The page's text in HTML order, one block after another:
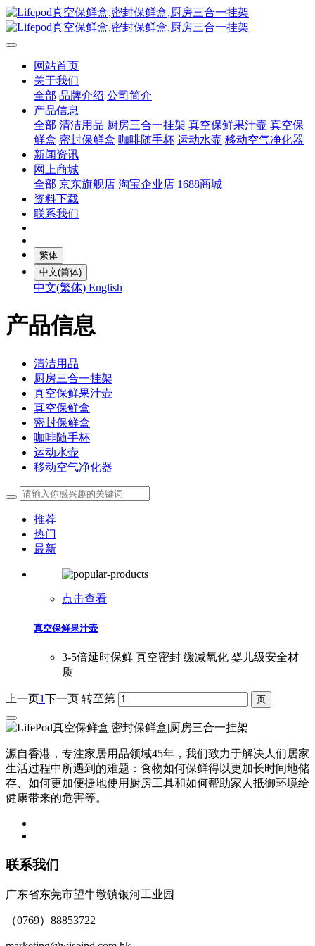
网站首页
关于我们
全部 品牌介绍 公司简介
产品信息
全部 清洁用品 厨房三合一挂架 真空保鲜果汁壶 真空保
鲜盒 密封保鲜盒 咖啡随手杯 运动水壶 移动空气净化器
新闻资讯
网上商城
全部 京东旗舰店 淘宝企业店 1688商城
资料下载
联系我们
繁体
中文(简体)
中文(繁体) English
产品信息
清洁用品
厨房三合一挂架
真空保鲜果汁壶
真空保鲜盒
密封保鲜盒
咖啡随手杯
运动水壶
移动空气净化器
推荐
热门
最新
点击查看
真空保鲜果汁壶
3-5倍延时保鲜 真空密封 缓减氧化 婴儿级安全材
质
上一页1下一页 转至第
源自香港，专注家居用品领域45年，我们致力于解决人们居家
生活过程中所遇到的难题：食物如何保鲜得以更加长时间地储
存、如何更加便捷地使用厨房工具和如何帮助家人抵御环境给
健康带来的危害等。
联系我们
广东省东莞市望牛墩镇银河工业园
（0769）88853722